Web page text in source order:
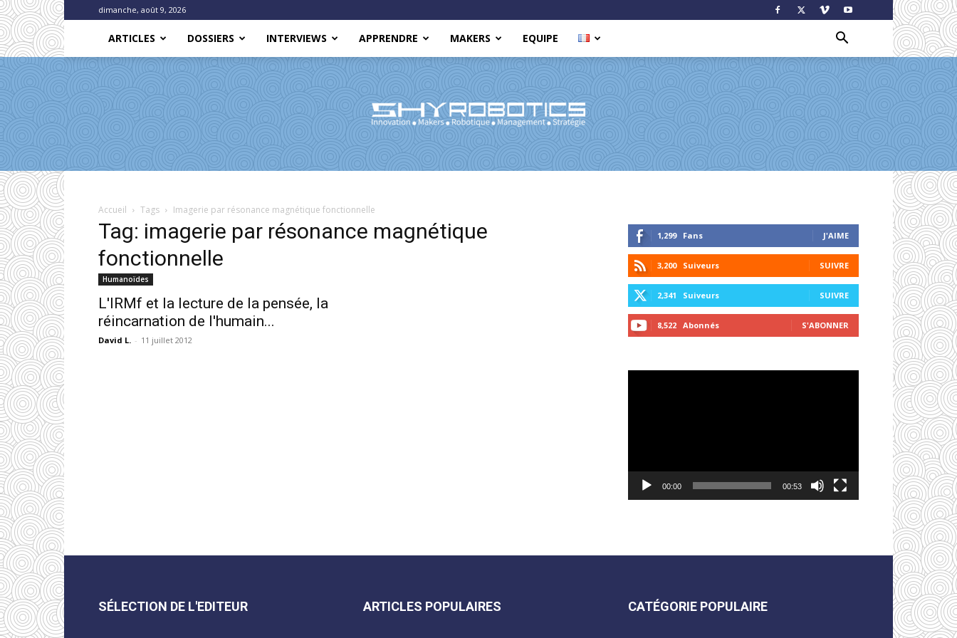
dimanche, août 9, 2026
ARTICLES DOSSIERS INTERVIEWS APPRENDRE MAKERS EQUIPE
Accueil Tags Imagerie par résonance magnétique fonctionnelle
Tag: imagerie par résonance magnétique
fonctionnelle
Humanoïdes
L'IRMf et la lecture de la pensée, la
réincarnation de l'humain...
David L. - 11 juillet 2012
1,299 Fans J'AIME
3,200 Suiveurs SUIVRE
2,341 Suiveurs SUIVRE
8,522 Abonnés S'ABONNER
00:00 00:53
SÉLECTION DE L'EDITEUR ARTICLES POPULAIRES CATÉGORIE POPULAIRE